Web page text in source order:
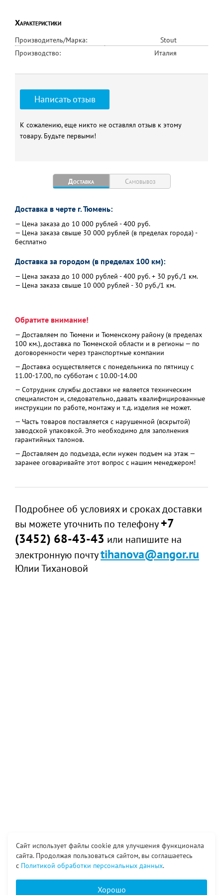
Характеристики
Производитель/Марка:
Stout
Производство:
Италия
Написать отзыв
К сожалению, еще никто не оставлял отзыв к этому
товару. Будьте первыми!
Доставка Самовывоз
Доставка в черте г. Тюмень:
— Цена заказа до 10 000 рублей - 400 руб.
— Цена заказа свыше 30 000 рублей (в пределах города) -
бесплатно
Доставка за городом (в пределах 100 км):
— Цена заказа до 10 000 рублей - 400 руб. + 30 руб./1 км.
— Цена заказа свыше 10 000 рублей - 30 руб./1 км.
Обратите внимание!
— Доставляем по Тюмени и Тюменскому району (в пределах
100 км.), доставка по Тюменской области и в регионы — по
договоренности через транспортные компании
— Доставка осуществляется с понедельника по пятницу с
11.00-17.00, по субботам с 10.00-14.00
— Сотрудник службы доставки не является техническим
специалистом и, следовательно, давать квалифицированные
инструкции по работе, монтажу и т.д. изделия не может.
— Часть товаров поставляется с нарушенной (вскрытой)
заводской упаковкой. Это необходимо для заполнения
гарантийных талонов.
— Доставляем до подъезда, если нужен подъем на этаж —
заранее оговаривайте этот вопрос с нашим менеджером!
Подробнее об условиях и сроках доставки
вы можете уточнить по телефону+7
(3452) 68-43-43 или напишите на
электронную почтуtihanova@angor.ru
Юлии Тихановой
Сайт использует файлы cookie для улучшения функционала
сайта. Продолжая пользоваться сайтом, вы соглашаетесь
с Политикой обработки персональных данных.
Хорошо